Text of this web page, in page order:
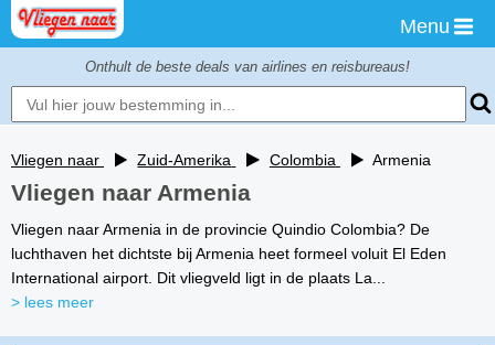
Menu
Onthult de beste deals van airlines en reisbureaus!
Vliegen naar Zuid-Amerika Colombia Armenia
Vliegen naar Armenia
Vliegen naar Armenia in de provincie Quindio Colombia? De
luchthaven het dichtste bij Armenia heet formeel voluit El Eden
International airport. Dit vliegveld ligt in de plaats La...
> lees meer